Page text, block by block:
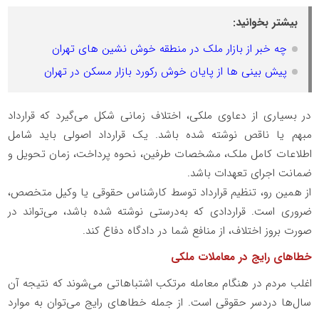
بیشتر بخوانید:
چه خبر از بازار ملک در منطقه خوش نشین های تهران
پیش بینی ها از پایان خوش رکورد بازار مسکن در تهران
در بسیاری از دعاوی ملکی، اختلاف زمانی شکل می‌گیرد که قرارداد
مبهم یا ناقص نوشته شده باشد. یک قرارداد اصولی باید شامل
اطلاعات کامل ملک، مشخصات طرفین، نحوه پرداخت، زمان تحویل و
ضمانت اجرای تعهدات باشد.
از همین رو، تنظیم قرارداد توسط کارشناس حقوقی یا وکیل متخصص،
ضروری است. قراردادی که به‌درستی نوشته شده باشد، می‌تواند در
صورت بروز اختلاف، از منافع شما در دادگاه دفاع کند.
خطاهای رایج در معاملات ملکی
اغلب مردم در هنگام معامله مرتکب اشتباهاتی می‌شوند که نتیجه آن
سال‌ها دردسر حقوقی است. از جمله خطاهای رایج می‌توان به موارد